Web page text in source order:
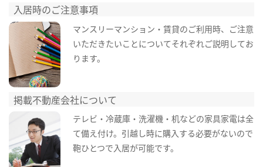
入居時のご注意事項
マンスリーマンション・賃貸のご利用時、ご注意
いただきたいことについてそれぞれご説明してお
ります。
掲載不動産会社について
テレビ・冷蔵庫・洗濯機・机などの家具家電は全
て備え付け。引越し時に購入する必要がないので
鞄ひとつで入居が可能です。